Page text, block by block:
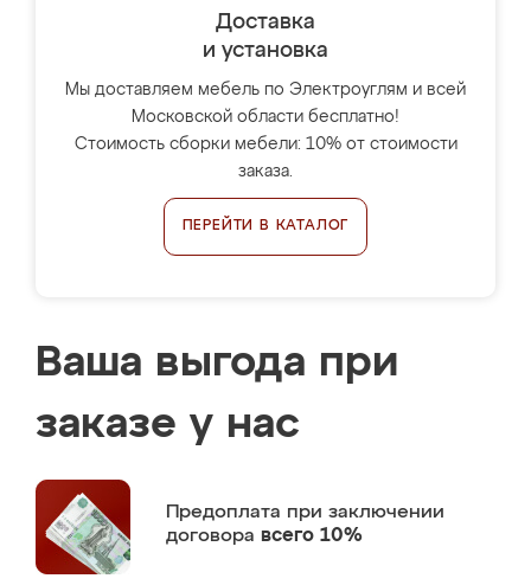
Доставка
и установка
Мы доставляем мебель по Электроуглям и всей
Московской области бесплатно!
Стоимость сборки мебели: 10% от стоимости
заказа.
ПЕРЕЙТИ В КАТАЛОГ
Ваша выгода при
заказе у нас
Предоплата при заключении
договора всего 10%